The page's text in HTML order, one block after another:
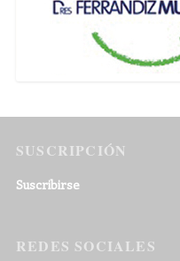
SUSCRIPCIÓN
Suscribirse
REDES SOCIALES